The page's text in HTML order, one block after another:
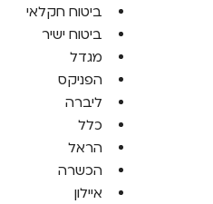
ביטוח חקלאי
ביטוח ישיר
מגדל
הפניקס
ליברה
כלל
הראל
הכשרה
איילון